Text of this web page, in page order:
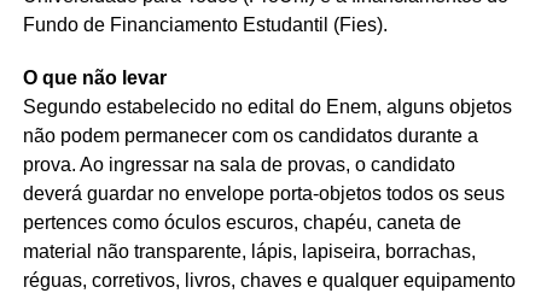
Fundo de Financiamento Estudantil (Fies).
O que não levar
Segundo estabelecido no edital do Enem, alguns objetos
não podem permanecer com os candidatos durante a
prova. Ao ingressar na sala de provas, o candidato
deverá guardar no envelope porta-objetos todos os seus
pertences como óculos escuros, chapéu, caneta de
material não transparente, lápis, lapiseira, borrachas,
réguas, corretivos, livros, chaves e qualquer equipamento